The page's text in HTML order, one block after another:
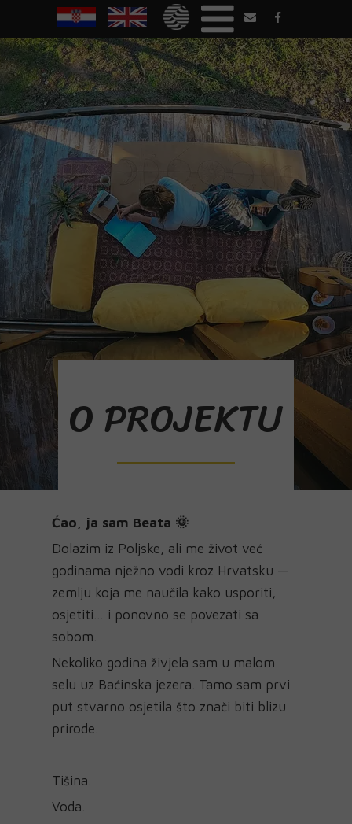
O PROJEKTU
Ćao, ja sam Beata 🌞
Dolazim iz Poljske, ali me život već
godinama nježno vodi kroz Hrvatsku —
zemlju koja me naučila kako usporiti,
osjetiti… i ponovno se povezati sa
sobom.
Nekoliko godina živjela sam u malom
selu uz Baćinska jezera. Tamo sam prvi
put stvarno osjetila što znači biti blizu
prirode.
Tišina.
Voda.